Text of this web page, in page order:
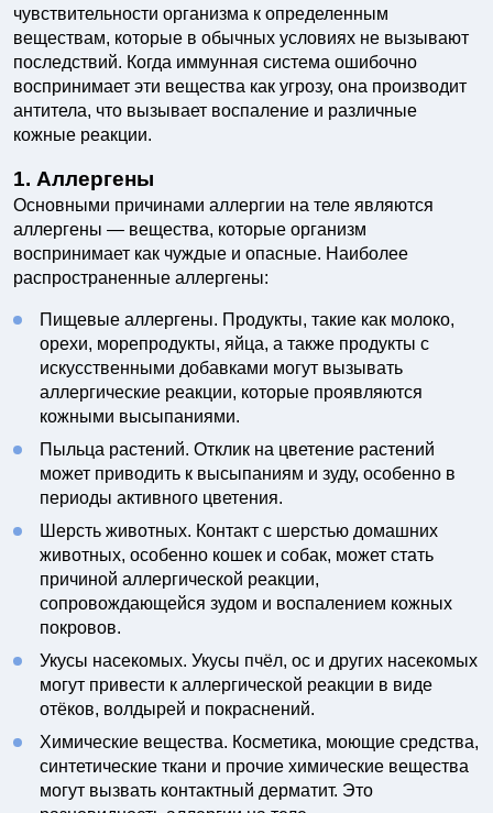
чувствительности организма к определенным
веществам, которые в обычных условиях не вызывают
последствий. Когда иммунная система ошибочно
воспринимает эти вещества как угрозу, она производит
антитела, что вызывает воспаление и различные
кожные реакции.
1. Аллергены
Основными причинами аллергии на теле являются
аллергены — вещества, которые организм
воспринимает как чуждые и опасные. Наиболее
распространенные аллергены:
Пищевые аллергены. Продукты, такие как молоко,
орехи, морепродукты, яйца, а также продукты с
искусственными добавками могут вызывать
аллергические реакции, которые проявляются
кожными высыпаниями.
Пыльца растений. Отклик на цветение растений
может приводить к высыпаниям и зуду, особенно в
периоды активного цветения.
Шерсть животных. Контакт с шерстью домашних
животных, особенно кошек и собак, может стать
причиной аллергической реакции,
сопровождающейся зудом и воспалением кожных
покровов.
Укусы насекомых. Укусы пчёл, ос и других насекомых
могут привести к аллергической реакции в виде
отёков, волдырей и покраснений.
Химические вещества. Косметика, моющие средства,
синтетические ткани и прочие химические вещества
могут вызвать контактный дерматит. Это